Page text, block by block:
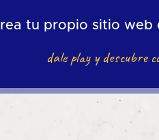
tu propio sitio web
dale play y descubre